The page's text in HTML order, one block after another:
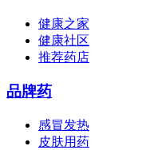
健康之家
健康社区
推荐药店
品牌药
感冒发热
皮肤用药